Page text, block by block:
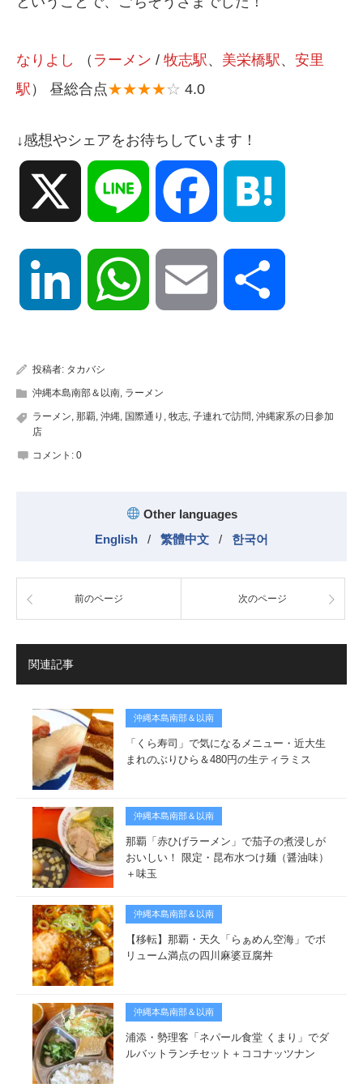
なりよし （ ラーメン / 牧志駅 、 美栄橋駅 、 安里
駅 ） 昼総合点★★★★☆ 4.0
↓感想やシェアをお待ちしています！
Line Facebook
LinkedIn WhatsApp Email
投稿者: タカバシ
沖縄本島南部＆以南, ラーメン
ラーメン, 那覇, 沖縄, 国際通り , 牧志, 子連れで訪問, 沖縄家系の日参加
店
コメント: 0
Other languages
English
/ 繁體中文 / 한국어
前のページ 次のページ
関連記事
沖縄本島南部＆以南
「くら寿司」で気になるメニュー・近大生
まれのぶりひら＆480円の生ティラミス
沖縄本島南部＆以南
那覇「赤ひげラーメン」で茄子の煮浸しが
おいしい！ 限定・昆布水つけ麺（醤油味）
＋味玉
沖縄本島南部＆以南
【移転】那覇・天久「らぁめん空海」でボ
リューム満点の四川麻婆豆腐丼
沖縄本島南部＆以南
浦添・勢理客「ネパール食堂 くまり」でダ
ルバットランチセット＋ココナッツナン